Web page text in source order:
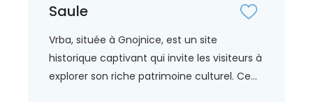
Saule
Vrba, située à Gnojnice, est un site
historique captivant qui invite les visiteurs à
explorer son riche patrimoine culturel. Ce...